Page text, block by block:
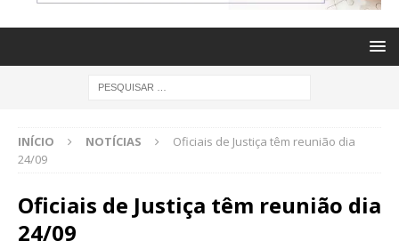
INÍCIO NOTÍCIAS
Oficiais de Justiça têm reunião dia
24/09
Oficiais de Justiça têm reunião dia
24/09